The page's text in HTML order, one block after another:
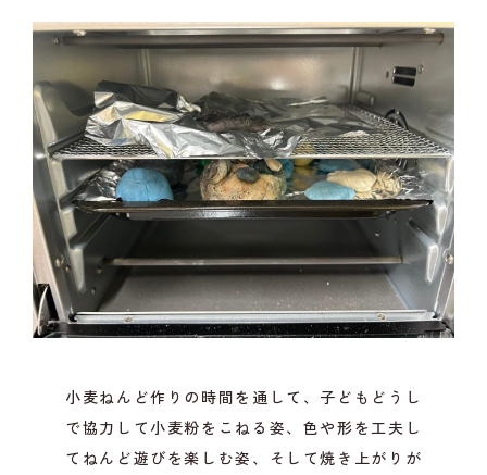
小麦ねんど作りの時間を通して、子どもどうし
で協力して小麦粉をこねる姿、色や形を工夫し
てねんど遊びを楽しむ姿、そして焼き上がりが